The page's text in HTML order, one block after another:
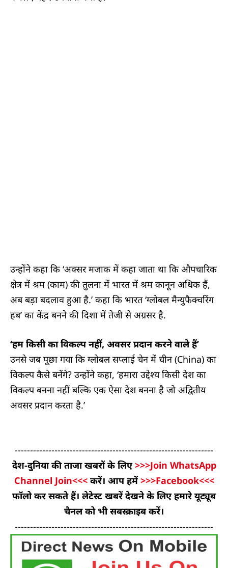
उन्होंने कहा कि ‘अक्सर मजाक में कहा जाता था कि औपचारिक
क्षेत्र में श्रम (काम) की तुलना में भारत में श्रम कानून अधिक हैं,
अब बड़ा बदलाव हुआ है.’ कहा कि भारत ‘ग्लोबल मैन्युफैक्चरिंग
हब’ का केंद्र बनने की दिशा में तेजी से अग्रसर है.
‘हम किसी का विकल्प नहीं, अवसर प्रदान करने वाले हैं’
उनसे जब पूछा गया कि ग्लोबल सप्लाई चेन में चीन (China) का
विकल्प कैसे बनेंगे? उन्होंने कहा, ‘हमारा उद्देश्य किसी देश का
विकल्प बनना नहीं बल्कि एक ऐसा देश बनना है जो अद्वितीय
अवसर प्रदान करता है.’
-----------------------------------------------------------------
देश-दुनिया की ताजा खबरों के लिए>>>Join WhatsApp
Channel Join<<< करें। आप हमें>>>Facebook<<<
फॉलो कर सकते हैं। लेटेस्ट खबरें देखने के लिए हमारे यूट्यूब
चैनल को भी सबस्क्राइब करें।
-----------------------------------------------------------------